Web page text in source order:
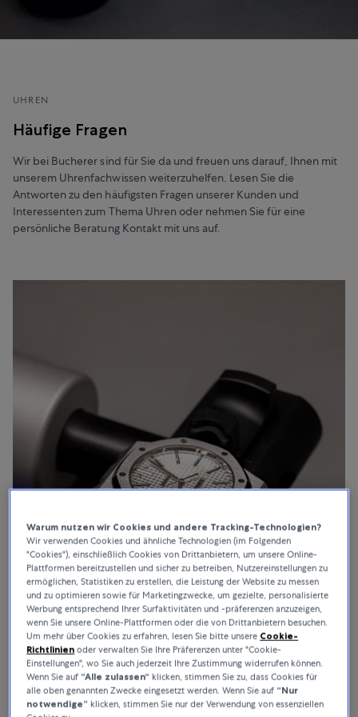
UHREN
Häufige Fragen
Wir bei Bucherer sind für Sie da und freuen uns darauf, Ihnen mit
unserem Uhrenfachwissen weiterzuhelfen. Lesen Sie die
Antworten zu den häufigsten Fragen unserer Kunden und
Interessenten zum Thema Uhren oder nehmen Sie für eine
persönliche Beratung Kontakt mit uns auf.
Warum nutzen wir Cookies und andere Tracking-Technologien?
Wir verwenden Cookies und ähnliche Technologien (im Folgenden
"Cookies"), einschließlich Cookies von Drittanbietern, um unsere Online-
Plattformen bereitzustellen und sicher zu betreiben, Nutzereinstellungen zu
ermöglichen, Statistiken zu erstellen, die Leistung der Website zu messen
und zu optimieren sowie für Marketingzwecke, um gezielte, personalisierte
Werbung entsprechend Ihrer Surfaktivitäten und -präferenzen anzuzeigen,
wenn Sie unsere Online-Plattformen oder die von Drittanbietern besuchen.
Um mehr über Cookies zu erfahren, lesen Sie bitte unsere Cookie-
Richtlinien oder verwalten Sie Ihre Präferenzen unter "Cookie-
Einstellungen", wo Sie auch jederzeit Ihre Zustimmung widerrufen können.
Wenn Sie auf “Alle zulassen“ klicken, stimmen Sie zu, dass Cookies für
alle oben genannten Zwecke eingesetzt werden. Wenn Sie auf “Nur
notwendige” klicken, stimmen Sie nur der Verwendung von essenziellen